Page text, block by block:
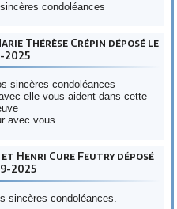
condoléances
Thérèse Crépin déposé le
2025
sincères condoléances
elle vous aident dans cette
avec vous
Henri Cure Feutry déposé
2025
sincères condoléances.